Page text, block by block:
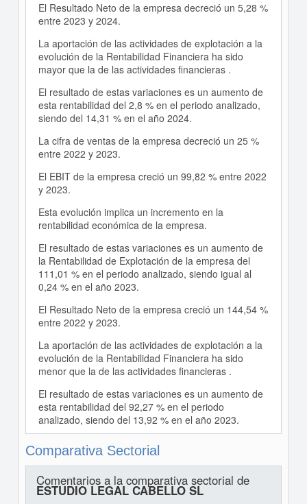
El Resultado Neto de la empresa decreció un 5,28 %
entre 2023 y 2024.
La aportación de las actividades de explotación a la
evolución de la Rentabilidad Financiera ha sido
mayor que la de las actividades financieras .
El resultado de estas variaciones es un aumento de
esta rentabilidad del 2,8 % en el periodo analizado,
siendo del 14,31 % en el año 2024.
La cifra de ventas de la empresa decreció un 25 %
entre 2022 y 2023.
El EBIT de la empresa creció un 99,82 % entre 2022
y 2023.
Esta evolución implica un incremento en la
rentabilidad económica de la empresa.
El resultado de estas variaciones es un aumento de
la Rentabilidad de Explotación de la empresa del
111,01 % en el periodo analizado, siendo igual al
0,24 % en el año 2023.
El Resultado Neto de la empresa creció un 144,54 %
entre 2022 y 2023.
La aportación de las actividades de explotación a la
evolución de la Rentabilidad Financiera ha sido
menor que la de las actividades financieras .
El resultado de estas variaciones es un aumento de
esta rentabilidad del 92,27 % en el periodo
analizado, siendo del 13,92 % en el año 2023.
Comparativa Sectorial
Comentarios a la comparativa sectorial de
ESTUDIO LEGAL CABELLO SL